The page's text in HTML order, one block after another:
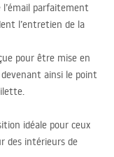
l’émail parfaitement
l’entretien de la
pour être mise en
ainsi le point
idéale pour ceux
des intérieurs de